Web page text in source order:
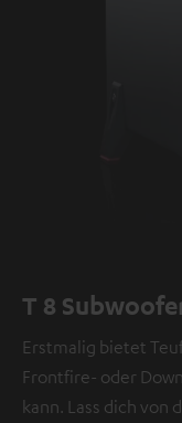
T 8
Erstmalig bietet
Frontfire- oder
kann. Lass dich von